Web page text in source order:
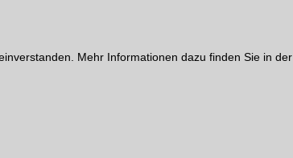
Mehr Informationen dazu finden Sie in der